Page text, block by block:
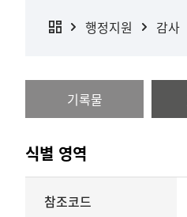
행정지원 감사
기록물
식별 영역
영역참조코드